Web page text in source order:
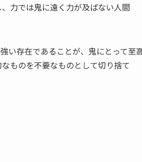
力では鬼に遠く力が及ばない人間
い存在であることが、鬼にとって至
ものを不要なものとして切り捨て